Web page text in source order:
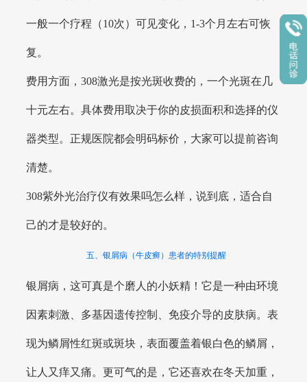
一般一个疗程（10次）可见变化，1-3个月左右可恢
复。
费用方面，308激光是按光斑收费的，一个光斑在几
十元左右。具体费用取决于你的皮损面积和选择的仪
器类型。正规医院都会明码标价，大家可以提前咨询
清楚。
308紫外光治疗仪有效果吗怎么样，说到底，适合自
己的才是较好的。
五、银屑病（牛皮癣）患者的特别提醒
银屑病，这可真是个磨人的小妖精！它是一种由环境
因素刺激、多基因遗传控制、免疫介导的皮肤病。表
现为鳞屑性红斑或斑块，表面覆盖着银白色的鳞屑，
让人又痒又痛。更可气的是，它还喜欢在冬天加重，